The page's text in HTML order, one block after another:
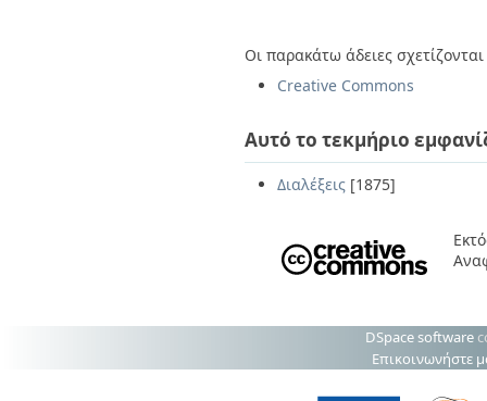
Οι παρακάτω άδειες
Creative Commons
Αυτό το τεκμήριο
Διαλέξεις [1875]
DSpace software
Επικοινωνήστε